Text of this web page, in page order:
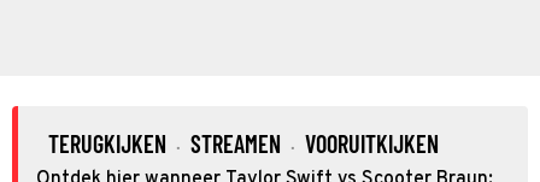
TERUGKIJKEN · STREAMEN · VOORUITKIJKEN